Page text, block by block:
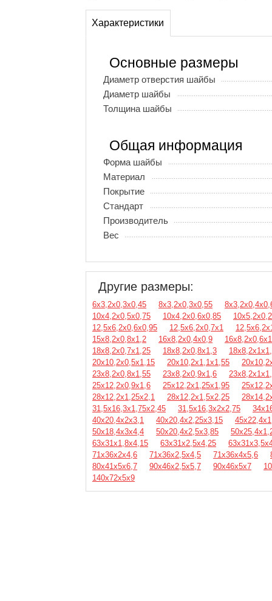
Характеристики
Основные размеры
Диаметр отверстия шайбы
Диаметр шайбы
Толщина шайбы
Общая информация
Форма шайбы
Материал
Покрытие
Стандарт
Производитель
Вес
Другие размеры:
6х3,2х0,3х0,45 8х3,2х0,3х0,55
10х4,2х0,5х0,75
10х4,2х0,6х0,85
12,5х6,2х0,6х0,95
12,5х6,2х0,7х1
15х8,2х0,8х1,2
16х8,2х0,4х0,9
18х8,2х0,7х1,25
18х8,2х0,8х1,3
20х10,2х0,5х1,15
20х10,2х1,1х1,55
23х8,2х0,8х1,55
23х8,2х0,9х1,6
25х12,2х0,9х1,6
25х12,2х1,25х1,95
28х12,2х1,25х2,1
28х12,2х1,5х2,25
31,5х16,3х1,75х2,45
31,5х16,3х2х2,75
40х20,4х2х3,1
40х20,4х2,25х3,15
50х18,4х3х4,4
50х20,4х2,5х3,85
63х31х1,8х4,15
63х31х2,5х4,25
71х36х2х4,6
71х36х2,5х4,5 71х36х4х5,6
80х41х5х6,7
90х46х2,5х5,7 90х46х5х7
140х72х5х9